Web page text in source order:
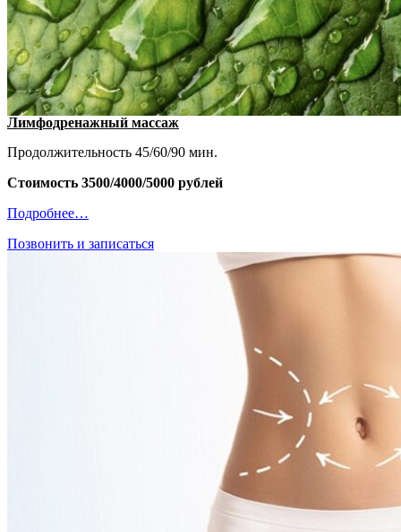
Лимфодренажный массаж
Продолжительность 45/60/90 мин.
Стоимость 3500/4000/5000 рублей
Подробнее…
Позвонить и записаться